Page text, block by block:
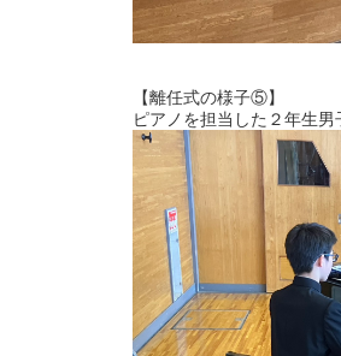
【離任式の様子⑤】
ピアノを担当した２年生男